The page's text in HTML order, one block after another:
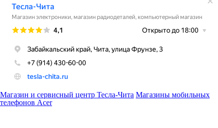
Магазин и сервисный центр Тесла-Чита Магазины мобильных
телефонов Acer